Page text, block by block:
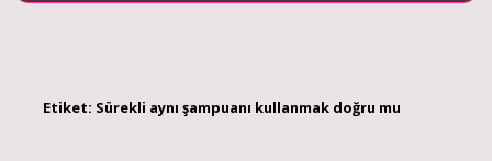
Etiket: Sürekli aynı şampuanı kullanmak doğru mu